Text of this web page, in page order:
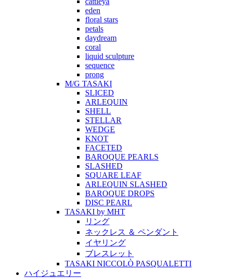
eden
floral stars
petals
daydream
coral
liquid sculpture
sequence
prong
M/G TASAKI
SLICED
ARLEQUIN
SHELL
STELLAR
WEDGE
KNOT
FACETED
BAROQUE PEARLS
SLASHED
SQUARE LEAF
ARLEQUIN SLASHED
BAROQUE DROPS
DISC PEARL
TASAKI by MHT
リング
ネックレス ＆ ペンダント
イヤリング
ブレスレット
TASAKI NICCOLÒ PASQUALETTI
ハイジュエリー